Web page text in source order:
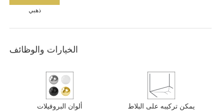
ذهبي
الخيارات والوظائف
ألوان البروفيلات يمكن تركيبه على البلاط